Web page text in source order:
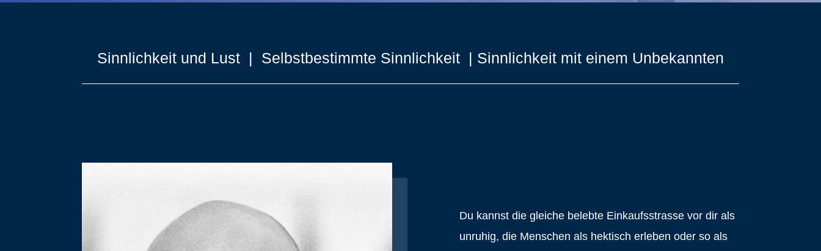
Sinnlichkeit und Lust | Selbstbestimmte Sinnlichkeit | Sinnlichkeit mit einem Unbekannten
Du kannst die gleiche belebte Einkaufsstrasse vor dir als
unruhig, die Menschen als hektisch erleben oder so als